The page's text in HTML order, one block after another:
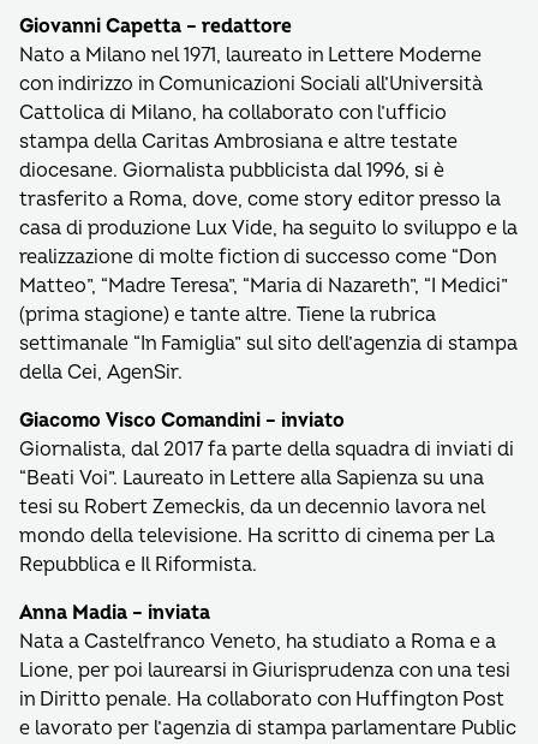
Giovanni Capetta – redattore
Nato a Milano nel 1971, laureato in Lettere Moderne
con indirizzo in Comunicazioni Sociali all’Università
Cattolica di Milano, ha collaborato con l’ufficio
stampa della Caritas Ambrosiana e altre testate
diocesane. Giornalista pubblicista dal 1996, si è
trasferito a Roma, dove, come story editor presso la
casa di produzione Lux Vide, ha seguito lo sviluppo e la
realizzazione di molte fiction di successo come “Don
Matteo”, “Madre Teresa”, “Maria di Nazareth”, “I Medici”
(prima stagione) e tante altre. Tiene la rubrica
settimanale “In Famiglia” sul sito dell’agenzia di stampa
della Cei, AgenSir.
Giacomo Visco Comandini – inviato
Giornalista, dal 2017 fa parte della squadra di inviati di
“Beati Voi”. Laureato in Lettere alla Sapienza su una
tesi su Robert Zemeckis, da un decennio lavora nel
mondo della televisione. Ha scritto di cinema per La
Repubblica e Il Riformista.
Anna Madia – inviata
Nata a Castelfranco Veneto, ha studiato a Roma e a
Lione, per poi laurearsi in Giurisprudenza con una tesi
in Diritto penale. Ha collaborato con Huffington Post
e lavorato per l’agenzia di stampa parlamentare Public